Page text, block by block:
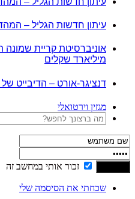
עיתון חדשות הגליל –
אוניברסיטת קריית
מיליארד שקלים
דנציגר-אורט – הדיבייט
מגזין וירטואלי
זכור אותי במחשב זה
שכחתי את הסיסמה שלי